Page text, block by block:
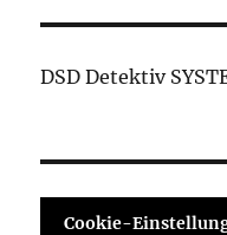
DSD Detektiv
Cookie-